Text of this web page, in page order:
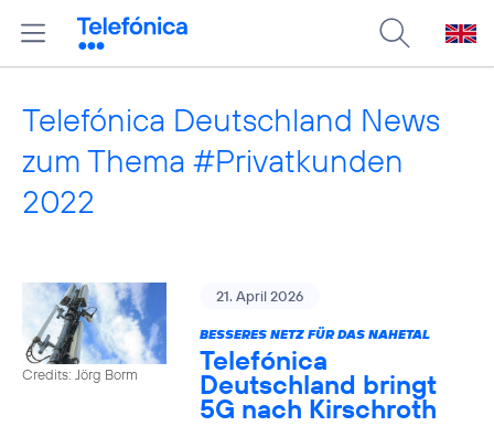
Telefónica Deutschland News
zum Thema #Privatkunden
2022
Credits: Jörg Borm
21. April 2026
BESSERES NETZ FÜR DAS NAHETAL
Telefónica
Deutschland bringt
5G nach Kirschroth